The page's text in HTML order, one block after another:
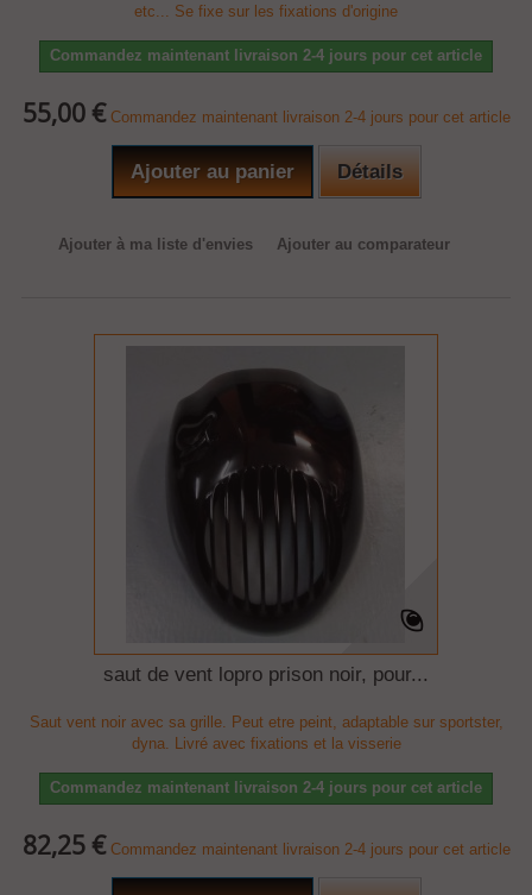
etc... Se fixe sur les fixations d'origine
Commandez maintenant livraison 2-4 jours pour cet article
55,00 € Commandez maintenant livraison 2-4 jours pour cet article
Ajouter au panier Détails
Ajouter à ma liste d'envies Ajouter au comparateur
saut de vent lopro prison noir, pour...
Saut vent noir avec sa grille. Peut etre peint, adaptable sur sportster,
dyna. Livré avec fixations et la visserie
Commandez maintenant livraison 2-4 jours pour cet article
82,25 € Commandez maintenant livraison 2-4 jours pour cet article